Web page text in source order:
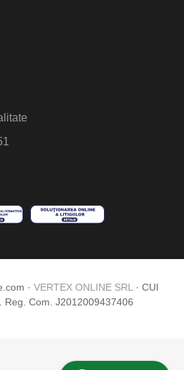
· VERTEX ONLINE SRL · CUI
Reg. Com. J2012009437406